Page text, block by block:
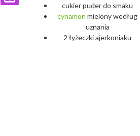
cukier puder do smaku
cynamon mielony według
uznania
2 łyżeczki ajerkoniaku